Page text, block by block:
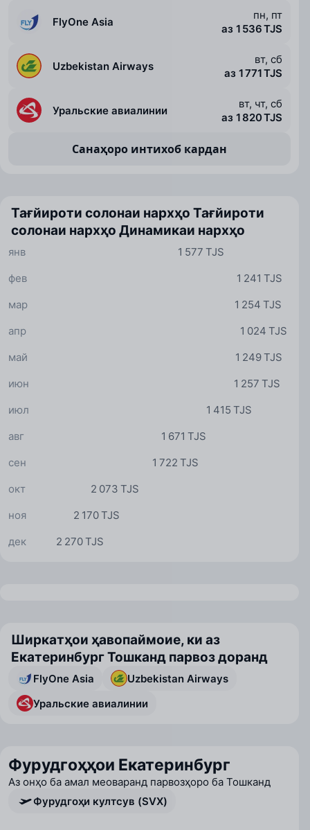
FlyOne Asia
пн, пт
аз 1 536 TJS
Uzbekistan Airways
вт, сб
аз 1 771 TJS
Уральские авиалинии
вт, чт, сб
аз 1 820 TJS
Санаҳоро интихоб кардан
Тағйироти солонаи нархҳо Тағйироти
солонаи нархҳо Динамикаи нархҳо
1 577 TJS
янв
1 241 TJS
фев
1 254 TJS
мар
1 024 TJS
апр
1 249 TJS
май
1 257 TJS
июн
1 415 TJS
июл
1 671 TJS
авг
1 722 TJS
сен
2 073 TJS
окт
2 170 TJS
ноя
2 270 TJS
дек
Ширкатҳои ҳавопаймоие, ки аз
Екатеринбург Тошканд парвоз доранд
FlyOne Asia
Uzbekistan Airways
Уральские авиалинии
Фурудгоҳҳои Екатеринбург
Аз онҳо ба амал меоваранд парвозҳоро ба Тошканд
Фурудгоҳи култсув (SVX)